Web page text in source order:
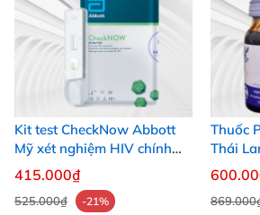
Kit test CheckNow Abbott
Mỹ xét nghiệm HIV chính
xác tại nhà
415.000₫
525.000₫
-21%
Thuốc
Thái
Nhà